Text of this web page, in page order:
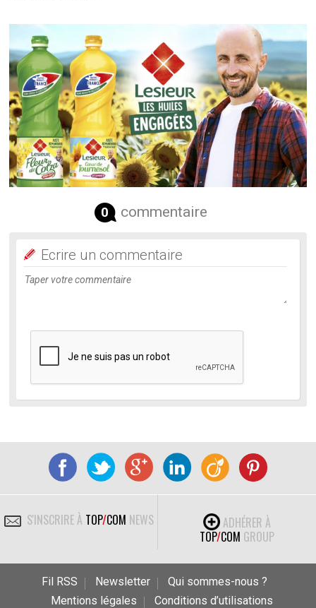
0 commentaire
Ecrire un commentaire
S'INSCRIRE À TOP/COM NEWS
ADHÉRER À
TOP/COM GROUP
Fil RSS Newsletter
Qui sommes-nous ?
Mentions légales
Conditions d’utilisations